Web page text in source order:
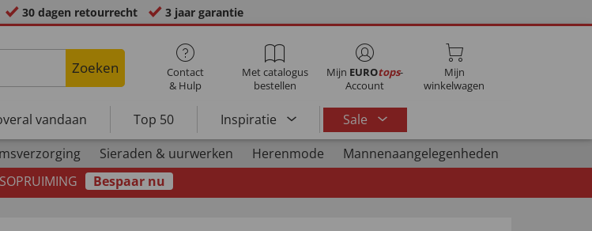
30 dagen retourrecht 3 jaar garantie
Zoeken
Contact
& Hulp
Met catalogus
bestellen
Mijn EUROtops-
Account
Mijn
winkelwagen
vandaan Top 50 Inspiratie
Sale
Sieraden & uurwerken Herenmode
Mannenaangelegenheden
Bespaar nu